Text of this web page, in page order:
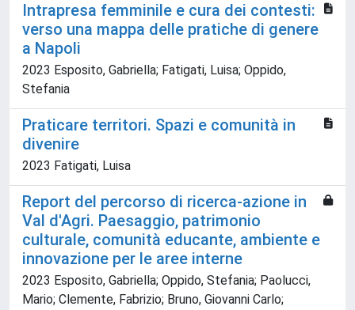
Intrapresa femminile e cura dei contesti:
verso una mappa delle pratiche di genere
a Napoli
2023 Esposito, Gabriella; Fatigati, Luisa; Oppido,
Stefania
Praticare territori. Spazi e comunità in
divenire
2023 Fatigati, Luisa
Report del percorso di ricerca-azione in
Val d'Agri. Paesaggio, patrimonio
culturale, comunità educante, ambiente e
innovazione per le aree interne
2023 Esposito, Gabriella; Oppido, Stefania; Paolucci,
Mario; Clemente, Fabrizio; Bruno, Giovanni Carlo;